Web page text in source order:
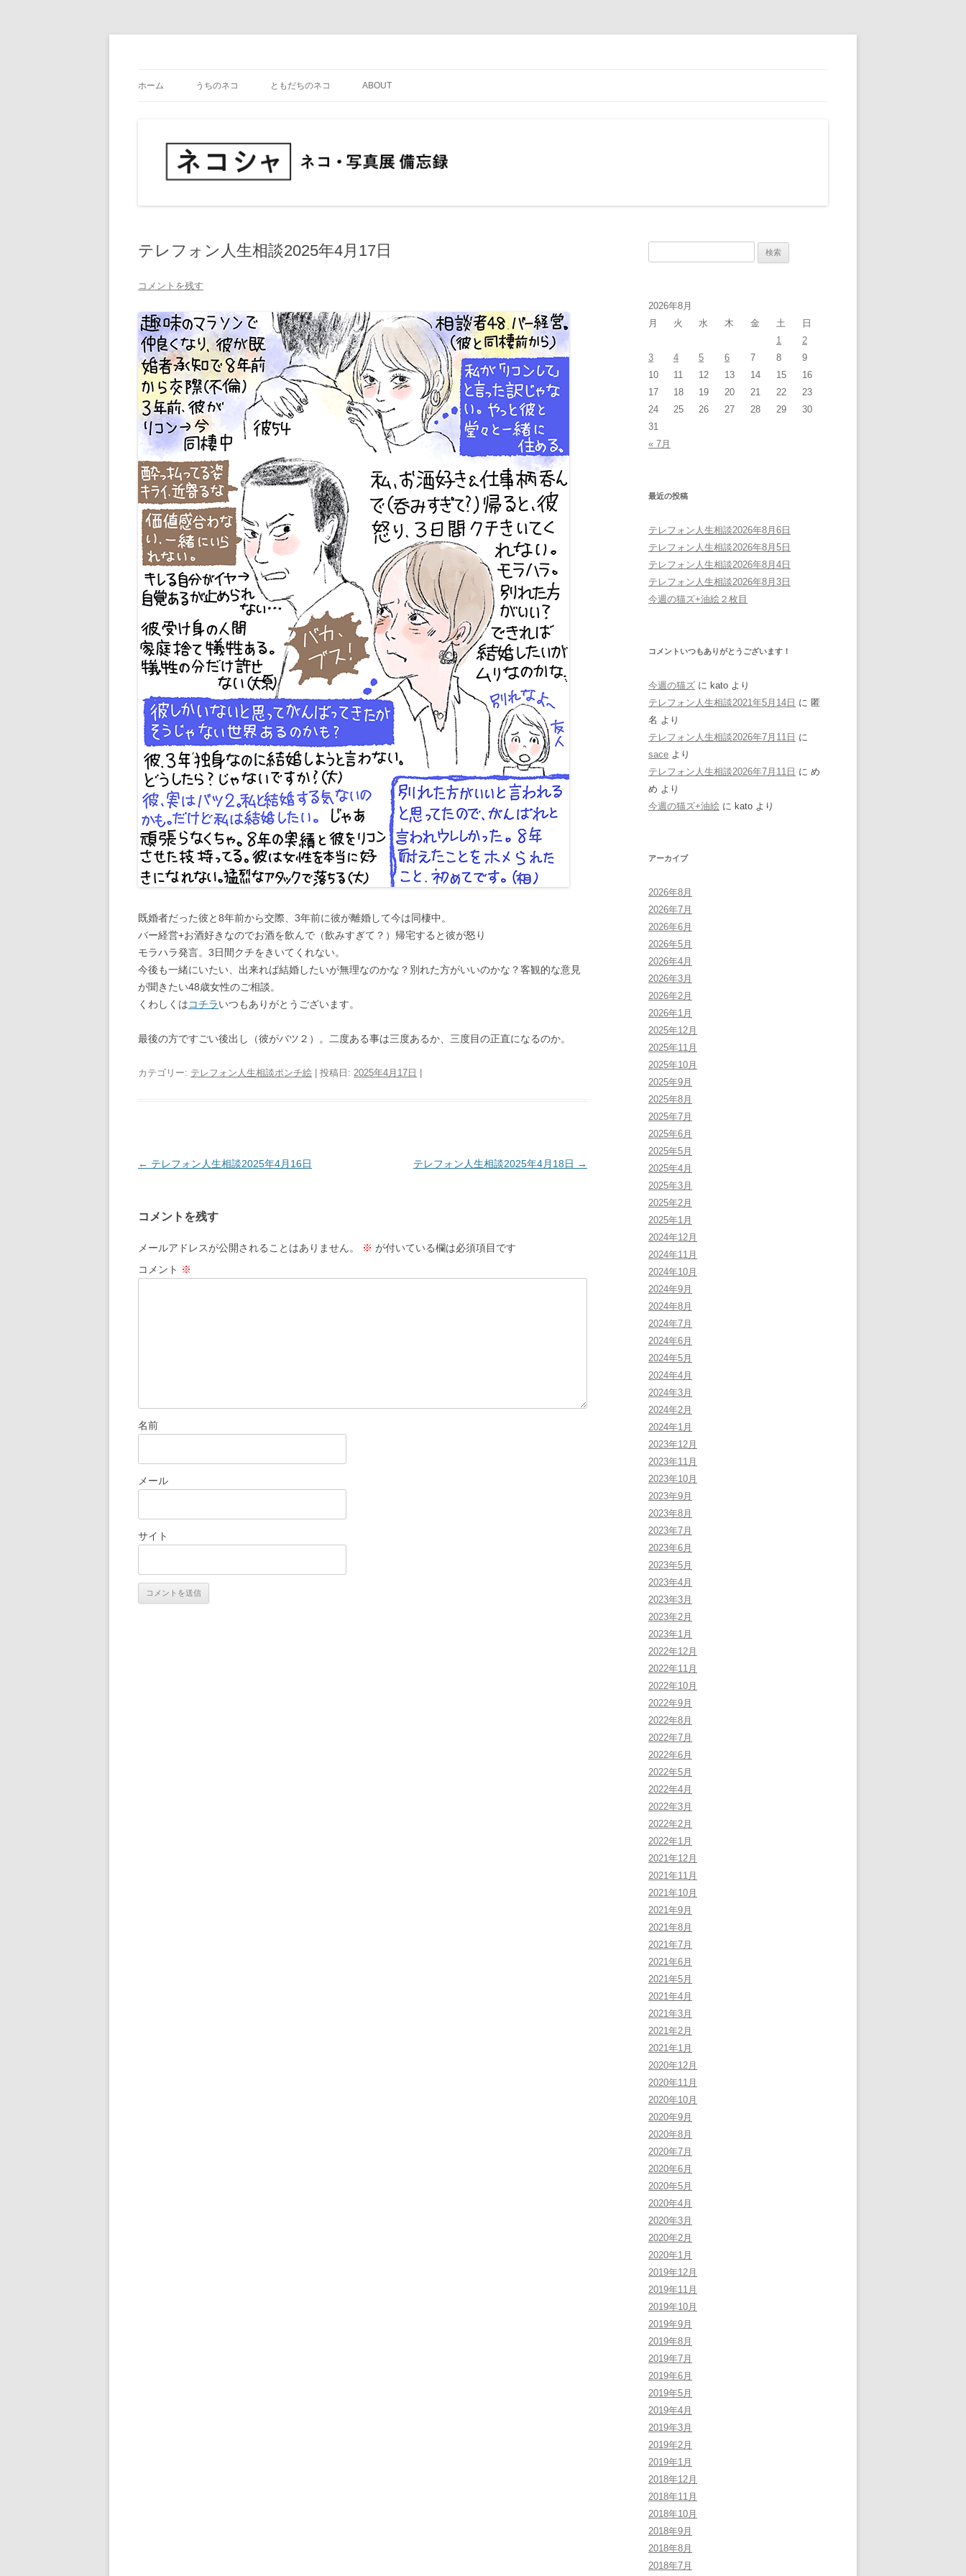
へ
ホーム うちのネコ ともだちのネコ ABOUT
テレフォン人生相談2025年4月17日
コメントを残す
既婚者だった彼と8年前から交際、3年前に彼が離婚して今は同棲中。
バー経営+お酒好きなのでお酒を飲んで（飲みすぎて？）帰宅すると彼が怒り
モラハラ発言。3日間クチをきいてくれない。
今後も一緒にいたい、出来れば結婚したいが無理なのかな？別れた方がいいのかな？客観的な意見
が聞きたい48歳女性のご相談。
くわしくはコチラいつもありがとうございます。
最後の方ですごい後出し（彼がバツ２）。二度ある事は三度あるか、三度目の正直になるのか。
カテゴリー: テレフォン人生相談ポンチ絵 | 投稿日: 2025年4月17日
投
ビ
ゲ
ー
← テレフォン人生相談2025年4月16日 テレフォン人生相談2025年4月18日 →
コメントを残す
メールアドレスが公開されることはありません。 ※ が付いている欄は必須項目です
コメント ※
名前
メール
サイト
2026年8月
月
火 水 木 金 土
日
1
2
3
4 5 6 7 8
9
10
11 12 13 14 15
16
17
18 19 20 21 22
23
24
25 26 27 28 29
30
31
« 7月
最近の投稿
テレフォン人生相談2026年8月6日
テレフォン人生相談2026年8月5日
テレフォン人生相談2026年8月4日
テレフォン人生相談2026年8月3日
今週の猫ズ+油絵２枚目
コメントいつもありがとうございます！
今週の猫ズ に kato より
テレフォン人生相談2021年5月14日 に 匿
名 より
テレフォン人生相談2026年7月11日 に
sace より
テレフォン人生相談2026年7月11日 に め
め より
今週の猫ズ+油絵 に kato より
アーカイブ
2026年8月
2026年7月
2026年6月
2026年5月
2026年4月
2026年3月
2026年2月
2026年1月
2025年12月
2025年11月
2025年10月
2025年9月
2025年8月
2025年7月
2025年6月
2025年5月
2025年4月
2025年3月
2025年2月
2025年1月
2024年12月
2024年11月
2024年10月
2024年9月
2024年8月
2024年7月
2024年6月
2024年5月
2024年4月
2024年3月
2024年2月
2024年1月
2023年12月
2023年11月
2023年10月
2023年9月
2023年8月
2023年7月
2023年6月
2023年5月
2023年4月
2023年3月
2023年2月
2023年1月
2022年12月
2022年11月
2022年10月
2022年9月
2022年8月
2022年7月
2022年6月
2022年5月
2022年4月
2022年3月
2022年2月
2022年1月
2021年12月
2021年11月
2021年10月
2021年9月
2021年8月
2021年7月
2021年6月
2021年5月
2021年4月
2021年3月
2021年2月
2021年1月
2020年12月
2020年11月
2020年10月
2020年9月
2020年8月
2020年7月
2020年6月
2020年5月
2020年4月
2020年3月
2020年2月
2020年1月
2019年12月
2019年11月
2019年10月
2019年9月
2019年8月
2019年7月
2019年6月
2019年5月
2019年4月
2019年3月
2019年2月
2019年1月
2018年12月
2018年11月
2018年10月
2018年9月
2018年8月
2018年7月